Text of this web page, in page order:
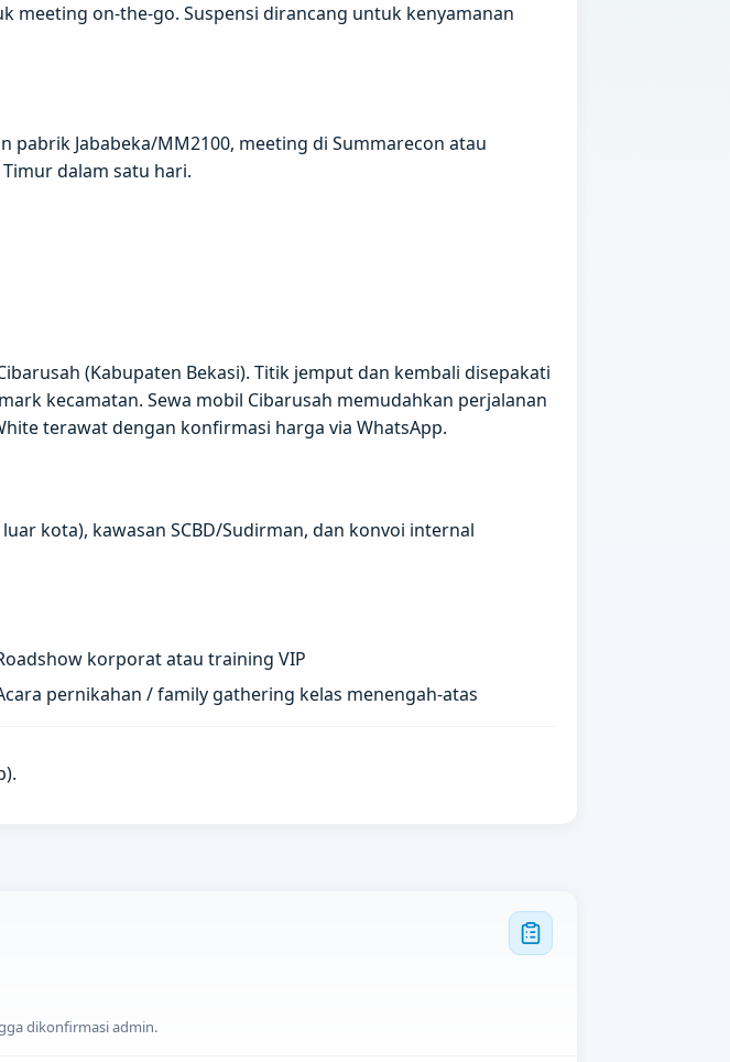
meeting on-the-go. Suspensi dirancang untuk kenyamanan
pabrik Jababeka/MM2100, meeting di Summarecon atau
dalam satu hari.
(Kabupaten Bekasi). Titik jemput dan kembali disepakati
kecamatan. Sewa mobil Cibarusah memudahkan perjalanan
terawat dengan konfirmasi harga via WhatsApp.
kota), kawasan SCBD/Sudirman, dan konvoi internal
korporat atau training VIP
pernikahan / family gathering kelas menengah-atas
dikonfirmasi admin.